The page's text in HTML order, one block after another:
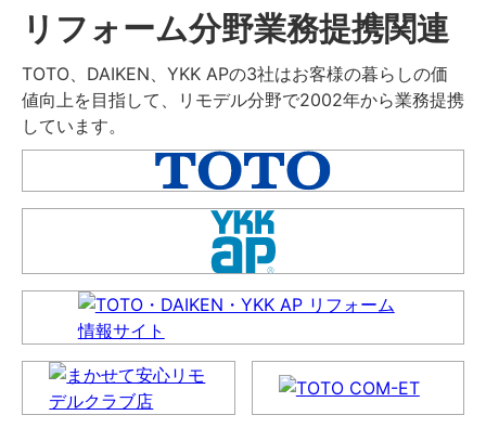
リフォーム分野業務提携関連
TOTO、DAIKEN、YKK APの3社はお客様の暮らしの価
値向上を目指して、リモデル分野で2002年から業務提携
しています。